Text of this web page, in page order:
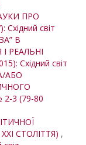
ПРО
Східний світ
В
РЕАЛЬНІ
Східний світ
АБО
2-3 (79-80
СТОЛІТТЯ) ,